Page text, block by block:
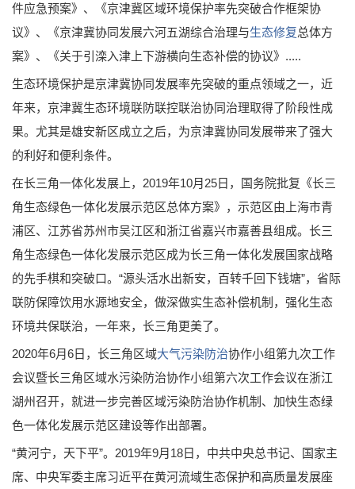
件应急预案》、《京津冀区域环境保护率先突破合作框架协
议》、《京津冀协同发展六河五湖综合治理与生态修复总体方
案》、《关于引滦入津上下游横向生态补偿的协议》.....
生态环境保护是京津冀协同发展率先突破的重点领域之一，近
年来，京津冀生态环境联防联控联治协同治理取得了阶段性成
果。尤其是雄安新区成立之后，为京津冀协同发展带来了强大
的利好和便利条件。
在长三角一体化发展上，2019年10月25日，国务院批复《长三
角生态绿色一体化发展示范区总体方案》，示范区由上海市青
浦区、江苏省苏州市吴江区和浙江省嘉兴市嘉善县组成。长三
角生态绿色一体化发展示范区成为长三角一体化发展国家战略
的先手棋和突破口。“源头活水出新安，百转千回下钱塘”，省际
联防保障饮用水源地安全，做深做实生态补偿机制，强化生态
环境共保联治，一年来，长三角更美了。
2020年6月6日，长三角区域大气污染防治协作小组第九次工作
会议暨长三角区域水污染防治协作小组第六次工作会议在浙江
湖州召开，就进一步完善区域污染防治协作机制、加快生态绿
色一体化发展示范区建设等作出部署。
“黄河宁，天下平”。2019年9月18日，中共中央总书记、国家主
席、中央军委主席习近平在黄河流域生态保护和高质量发展座